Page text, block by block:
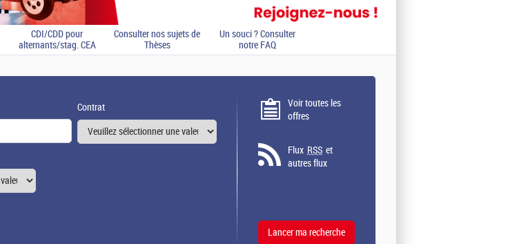
CDI/CDD pour
alternants/stag. CEA
Consulter nos sujets de
Thèses
Un souci ? Consulter
notre FAQ
Contrat
Voir toutes les
offres
Flux RSS et
autres flux